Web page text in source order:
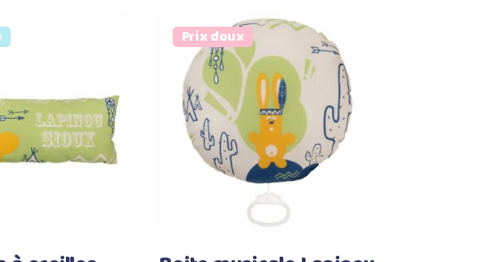
suite
Prix doux
Select options